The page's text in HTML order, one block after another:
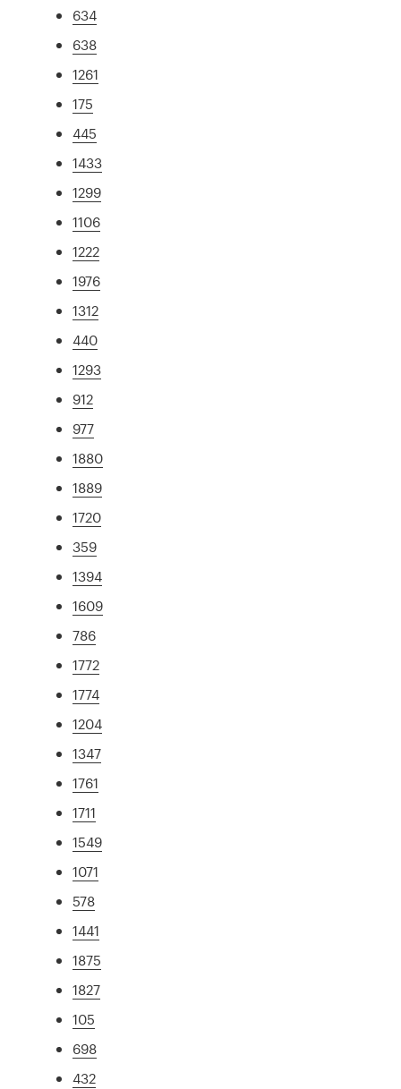
634
638
1261
175
445
1433
1299
1106
1222
1976
1312
440
1293
912
977
1880
1889
1720
359
1394
1609
786
1772
1774
1204
1347
1761
1711
1549
1071
578
1441
1875
1827
105
698
432